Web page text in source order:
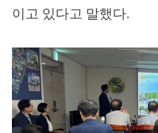
이고 있다고 말했다.